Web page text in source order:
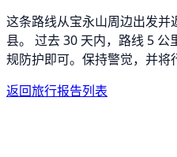
这条路线从宝永山周边出发
县。 过去 30 天内，路线 5
规防护即可。保持警觉，并将
返回旅行报告列表